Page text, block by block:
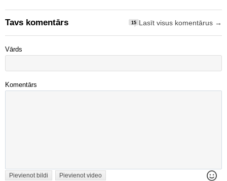
Tavs komentārs 15 Lasīt visus komentārus →
Vārds
Komentārs
Pievienot bildi Pievienot video